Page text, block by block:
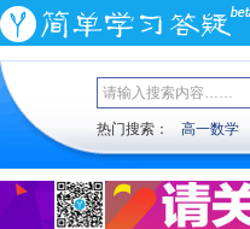
热门搜索： 高一数学